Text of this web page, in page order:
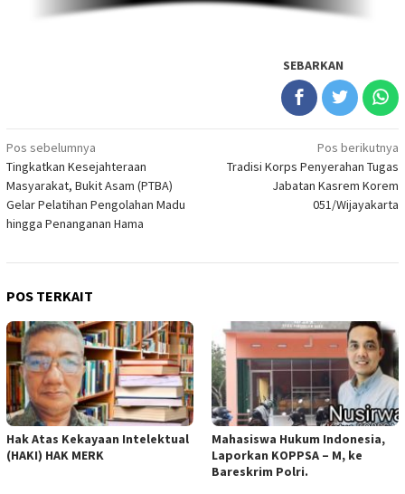
SEBARKAN
Navigasi
pos
Pos sebelumnya
Tingkatkan Kesejahteraan
Masyarakat, Bukit Asam (PTBA)
Gelar Pelatihan Pengolahan Madu
hingga Penanganan Hama
Pos berikutnya
Tradisi Korps Penyerahan Tugas
Jabatan Kasrem Korem
051/Wijayakarta
POS TERKAIT
Hak Atas Kekayaan Intelektual
(HAKI) HAK MERK
Mahasiswa Hukum Indonesia,
Laporkan KOPPSA – M, ke
Bareskrim Polri.